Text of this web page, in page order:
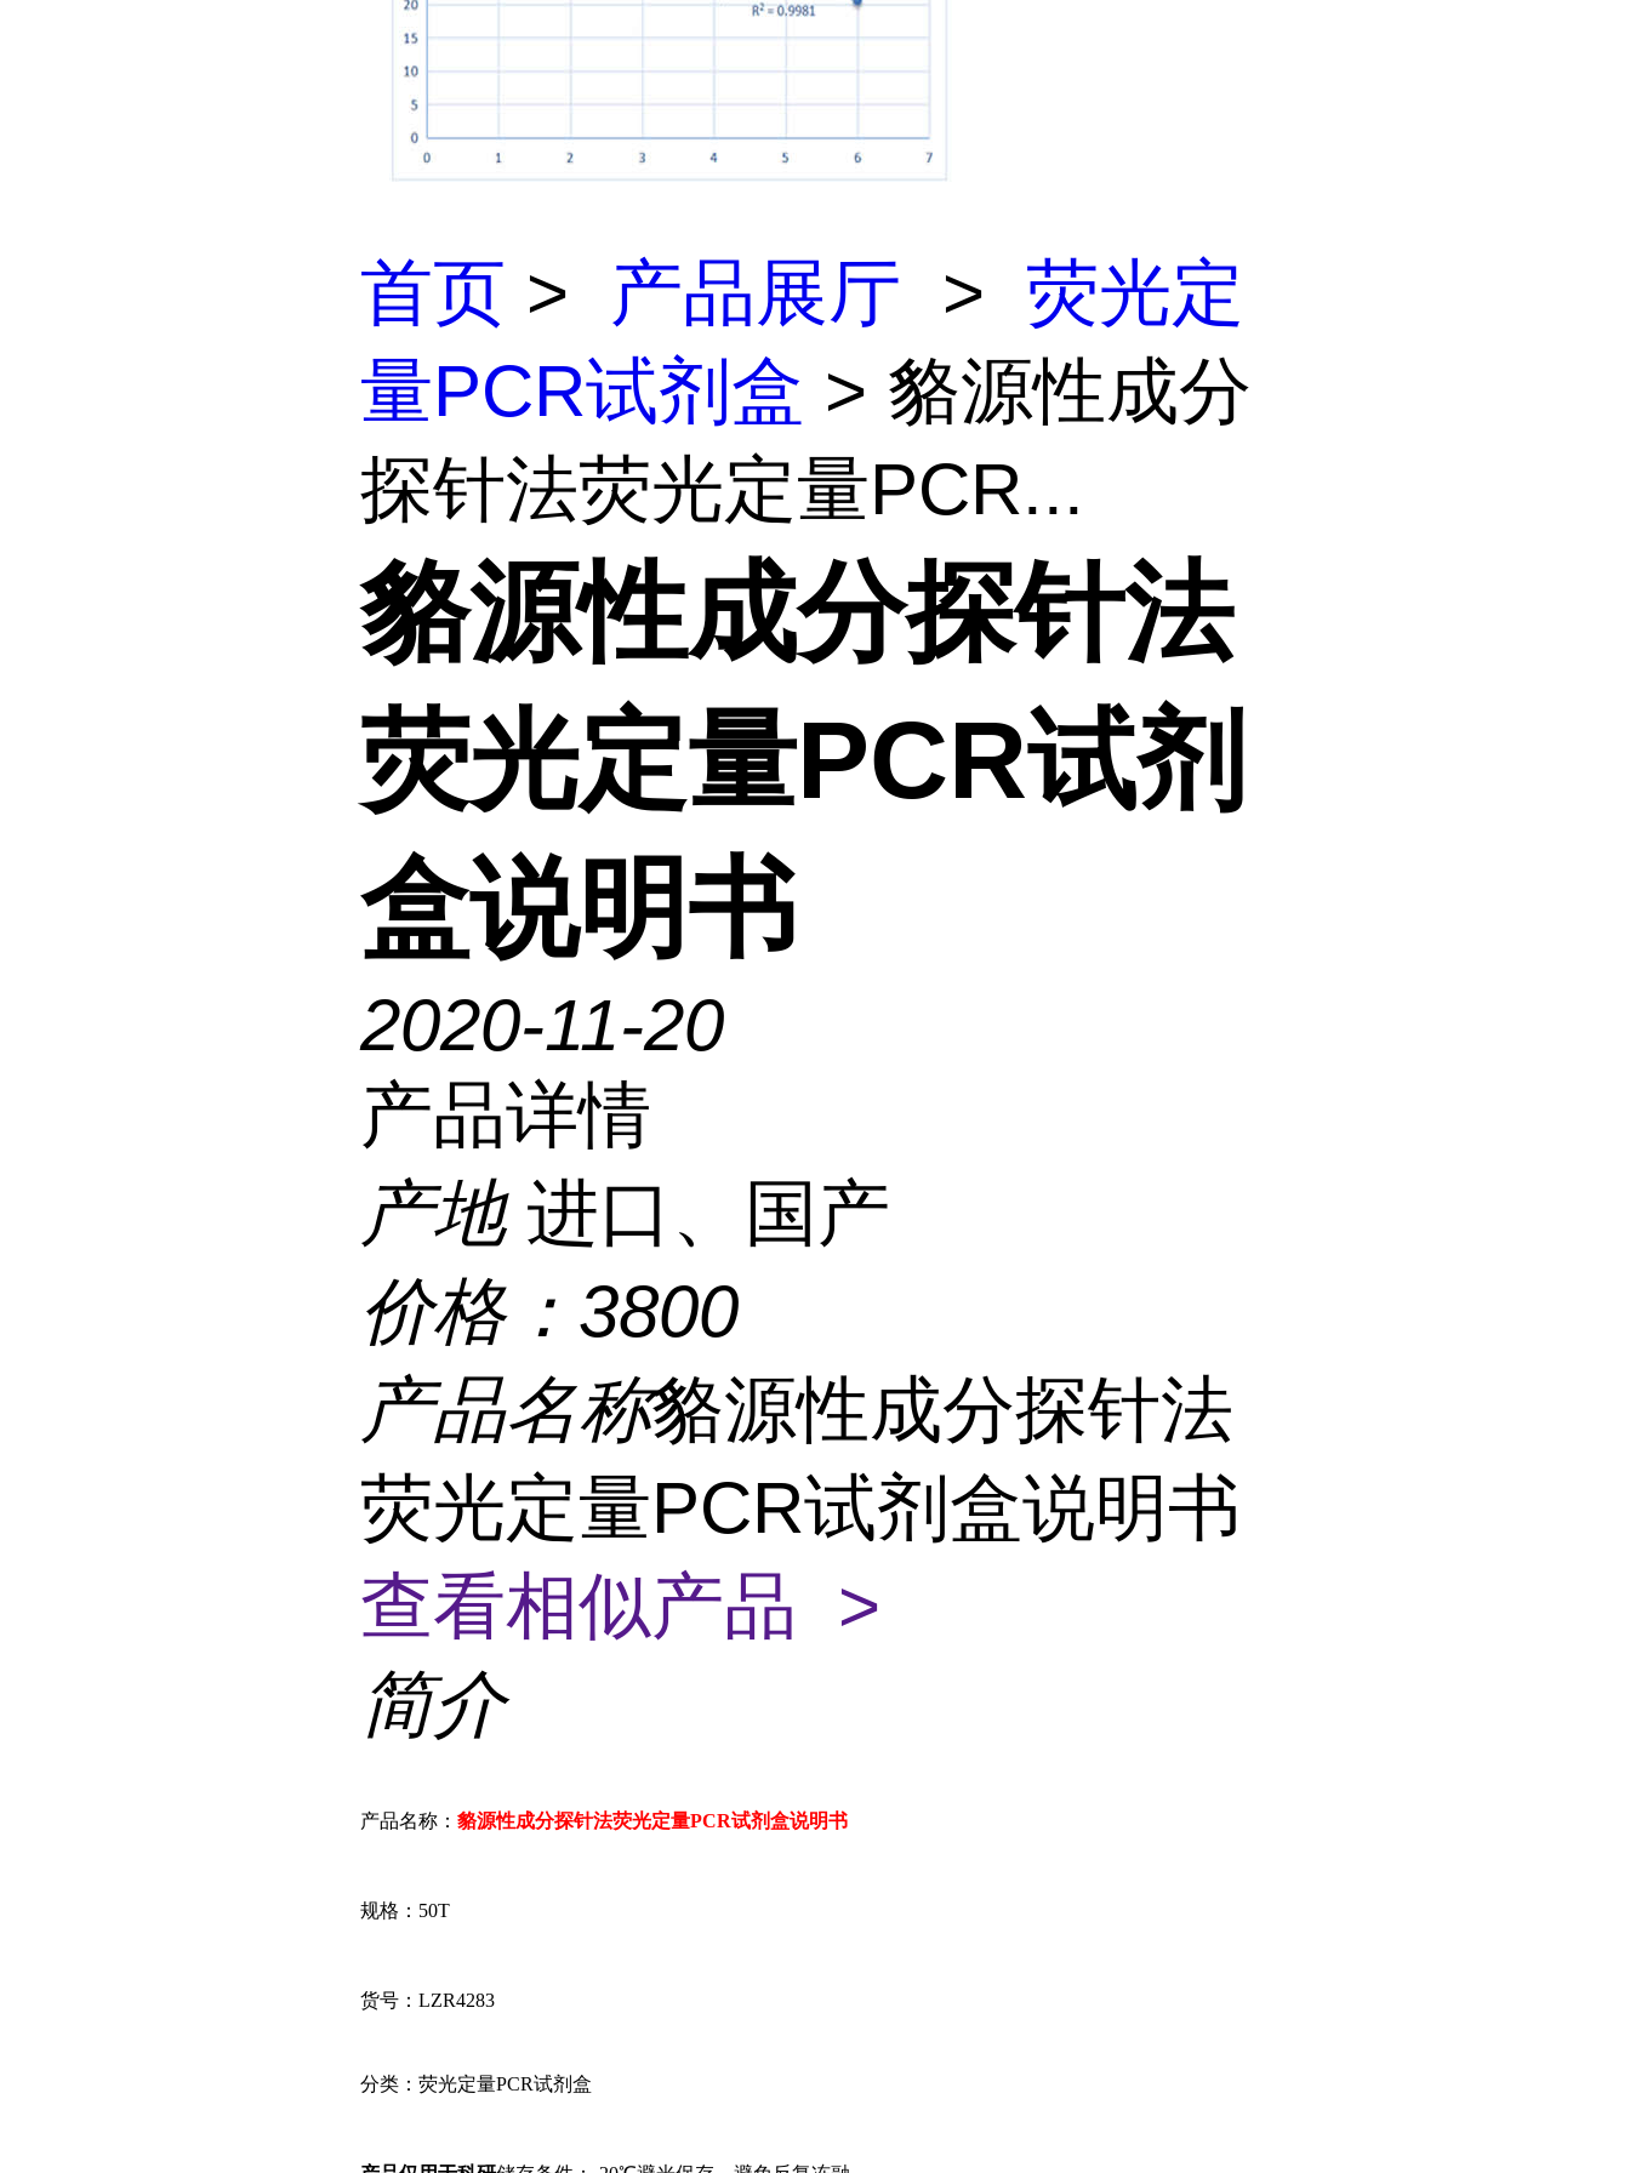
首页 > 产品展厅 > 荧光定
量PCR试剂盒 > 貉源性成分
探针法荧光定量PCR...
貉源性成分探针法
荧光定量PCR试剂
盒说明书
2020-11-20
产品详情
产地 进口、国产
价格： 3800
产品名称貉源性成分探针法
荧光定量PCR试剂盒说明书
查看相似产品 >
简介
产品名称： 貉源性成分探针法荧光定量PCR试剂盒说明书
规格 ： 50T
货号： LZR4283
分类：荧光定量PCR试剂盒